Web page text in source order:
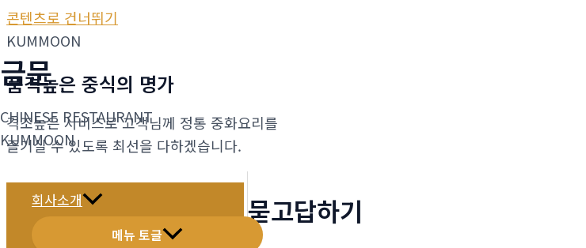
콘텐츠로 건너뛰기
금문
CHINESE RESTAURANT
KUMMOON
회사소개
메뉴 토글
KUMMOON
품격높은 중식의 명가
격조높은 서비스로 고객님께 정통 중화요리를
즐기실 수 있도록 최선을 다하겠습니다.
묻고답하기